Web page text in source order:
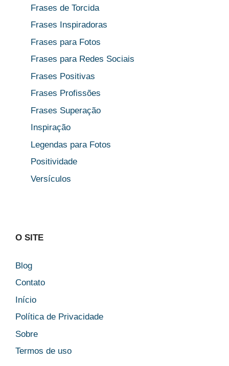
Frases de Torcida
Frases Inspiradoras
Frases para Fotos
Frases para Redes Sociais
Frases Positivas
Frases Profissões
Frases Superação
Inspiração
Legendas para Fotos
Positividade
Versículos
O SITE
Blog
Contato
Início
Política de Privacidade
Sobre
Termos de uso